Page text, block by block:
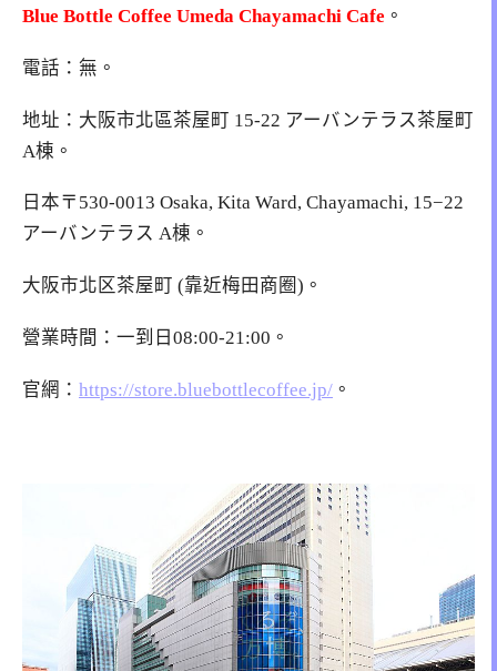
Blue Bottle Coffee Umeda Chayamachi Cafe 。
電話：無。
地址：大阪市北區茶屋町 15-22 アーバンテラス茶屋町
A棟。
日本〒530-0013 Osaka, Kita Ward, Chayamachi, 15−22
アーバンテラス A棟。
大阪市北区茶屋町 (靠近梅田商圈)。
營業時間：一到日08:00-21:00。
官網： https://store.bluebottlecoffee.jp/ 。